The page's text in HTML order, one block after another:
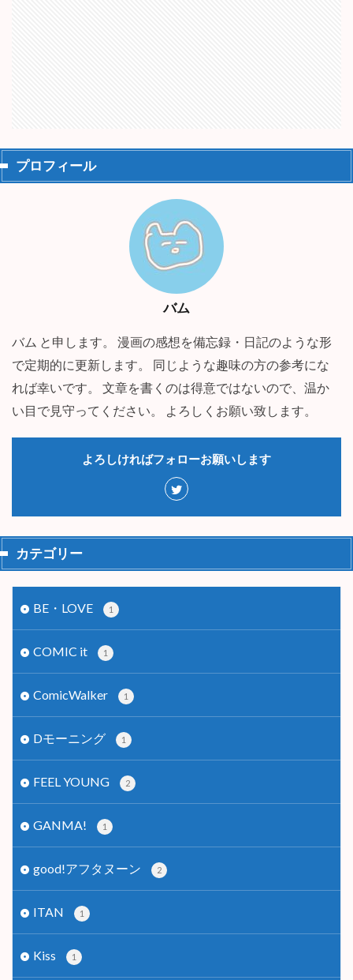
プロフィール
バム
バム と申します。 漫画の感想を備忘録・日記のような形
で定期的に更新します。 同じような趣味の方の参考にな
れば幸いです。 文章を書くのは得意ではないので、温か
い目で見守ってください。 よろしくお願い致します。
よろしければフォローお願いします
カテゴリー
BE・LOVE 1
COMIC it 1
ComicWalker 1
Dモーニング 1
FEEL YOUNG 2
GANMA! 1
good!アフタヌーン 2
ITAN 1
Kiss 1